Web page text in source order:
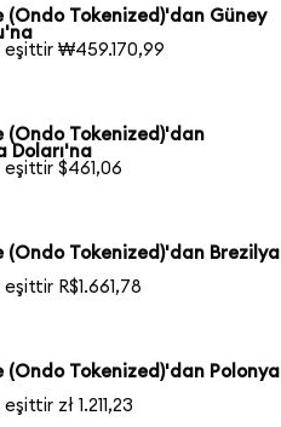
(Ondo Tokenized)'dan Güney
eşittir ₩459.170,99
(Ondo Tokenized)'dan
Doları'na
eşittir $461,06
(Ondo Tokenized)'dan Brezilya
R$1.661,78
(Ondo Tokenized)'dan Polonya
zł 1.211,23